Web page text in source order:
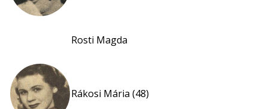
Rosti Magda
Rákosi Mária (48)